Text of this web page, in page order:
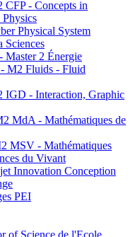
- Concepts in
Physics
Physical System
Sciences
2 Énergie
M2 Fluids - Fluid
- Interaction, Graphic
MdA - Mathématiques de
MSV - Mathématiques
du Vivant
Innovation Conception
PEI
of Science de l'Ecole